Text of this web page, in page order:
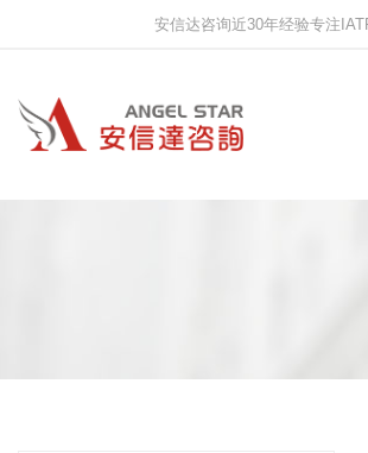
安信达咨询近30年经验专注